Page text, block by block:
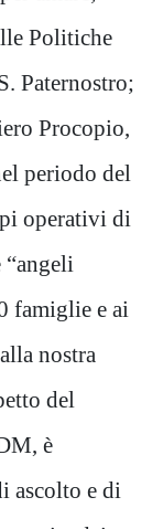
Politiche
Paternostro;
Procopio,
periodo del
operativi di
famiglie e ai
nostra
del
è
ascolto e di